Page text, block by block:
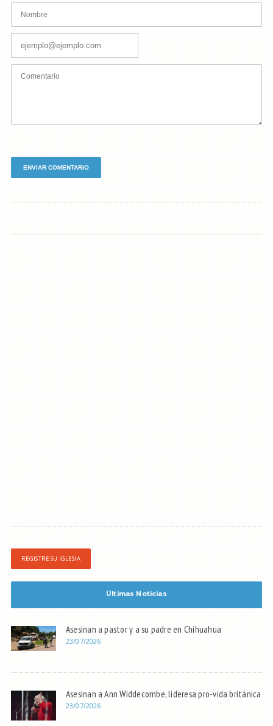
REGISTRE SU IGLESIA
Últimas Noticias
Asesinan a pastor y a su padre en Chihuahua
23/07/2026
Asesinan a Ann Widdecombe, lideresa pro-vida británica
23/07/2026